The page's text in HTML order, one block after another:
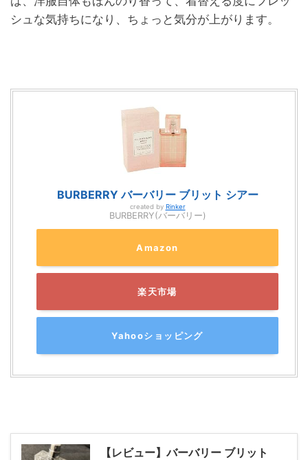
シュな気持ちになり、ちょっと気分が上がります。
BURBERRY バーバリー ブリット シアー
created by Rinker
BURBERRY(バーバリー)
Amazon
楽天市場
Yahooショッピング
【レビュー】バーバリー ブリット